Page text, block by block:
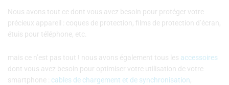
Nous avons tout ce dont vous avez besoin pour protéger votre
précieux appareil : coques de protection, films de protection d’écran,
étuis pour téléphone, etc.
mais ce n’est pas tout ! nous avons également tous les accessoires
dont vous avez besoin pour optimiser votre utilisation de votre
smartphone : cables de chargement et de synchronisation,